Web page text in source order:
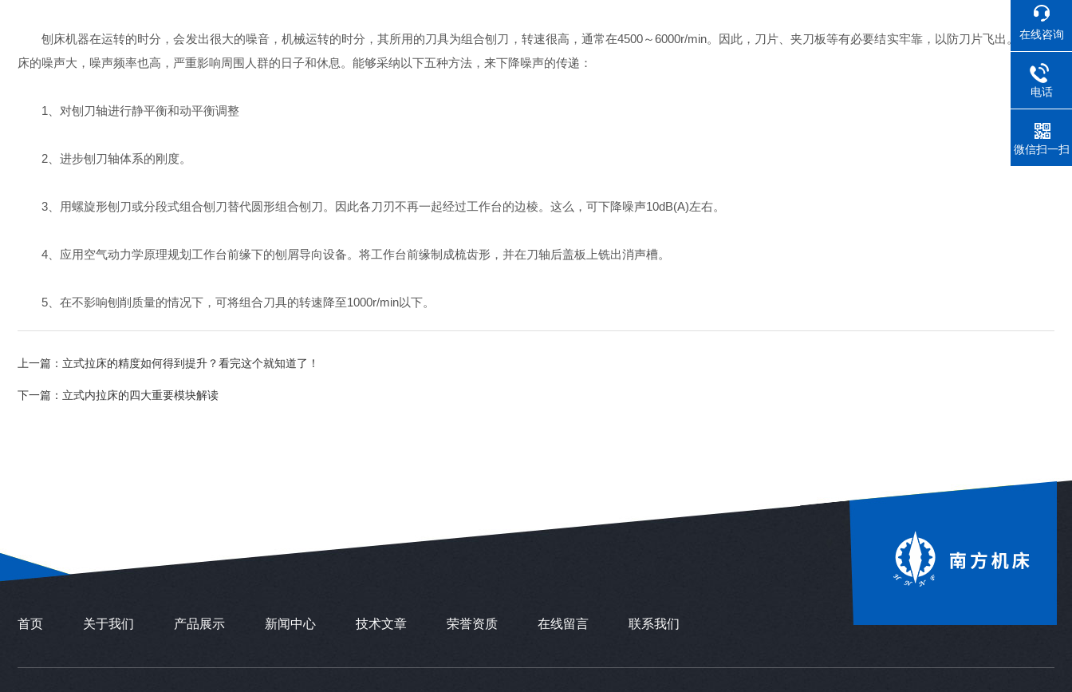
刨床机器在运转的时分，会发出很大的噪音，机械运转的时分，其所用的刀具为组合刨刀，转速很高，通常在4500～6000r/min。因此，刀片、夹刀板等有必要结实牢靠，以防刀片飞出。牛头刨
床的噪声大，噪声频率也高，严重影响周围人群的日子和休息。能够采纳以下五种方法，来下降噪声的传递：
1、对刨刀轴进行静平衡和动平衡调整
2、进步刨刀轴体系的刚度。
3、用螺旋形刨刀或分段式组合刨刀替代圆形组合刨刀。因此各刀刃不再一起经过工作台的边棱。这么，可下降噪声10dB(A)左右。
4、应用空气动力学原理规划工作台前缘下的刨屑导向设备。将工作台前缘制成梳齿形，并在刀轴后盖板上铣出消声槽。
5、在不影响刨削质量的情况下，可将组合刀具的转速降至1000r/min以下。
上一篇： 立式拉床的精度如何得到提升？看完这个就知道了！
下一篇： 立式内拉床的四大重要模块解读
首页 关于我们 产品展示 新闻中心 技术文章 荣誉资质 在线留言 联系我们
在线咨询
电话
微信扫一扫